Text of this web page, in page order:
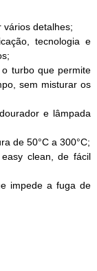
vários detalhes;
tecnologia e
turbo que permite
sem misturar os
e lâmpada
de 50°C a 300°C;
clean, de fácil
impede a fuga de